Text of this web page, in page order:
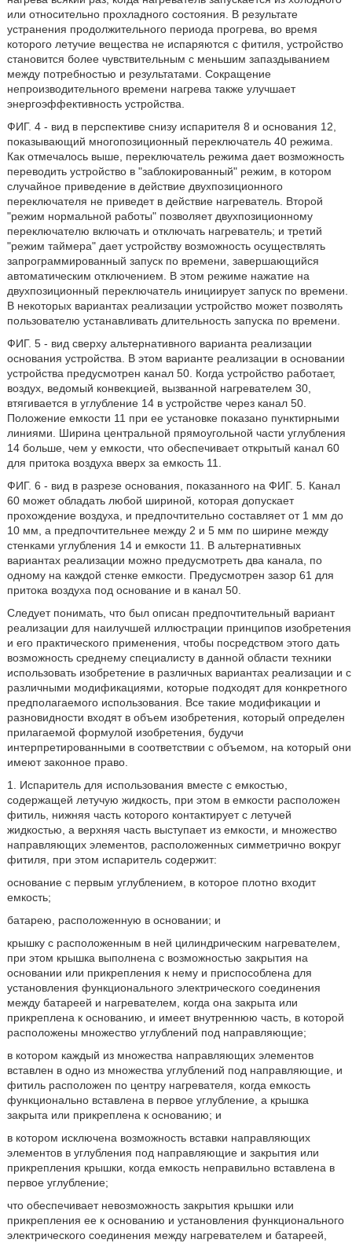
или относительно прохладного состояния. В результате
устранения продолжительного периода прогрева, во время
которого летучие вещества не испаряются с фитиля, устройство
становится более чувствительным с меньшим запаздыванием
между потребностью и результатами. Сокращение
непроизводительного времени нагрева также улучшает
энергоэффективность устройства.
ФИГ. 4 - вид в перспективе снизу испарителя 8 и основания 12,
показывающий многопозиционный переключатель 40 режима.
Как отмечалось выше, переключатель режима дает возможность
переводить устройство в "заблокированный" режим, в котором
случайное приведение в действие двухпозиционного
переключателя не приведет в действие нагреватель. Второй
"режим нормальной работы" позволяет двухпозиционному
переключателю включать и отключать нагреватель; и третий
"режим таймера" дает устройству возможность осуществлять
запрограммированный запуск по времени, завершающийся
автоматическим отключением. В этом режиме нажатие на
двухпозиционный переключатель инициирует запуск по времени.
В некоторых вариантах реализации устройство может позволять
пользователю устанавливать длительность запуска по времени.
ФИГ. 5 - вид сверху альтернативного варианта реализации
основания устройства. В этом варианте реализации в основании
устройства предусмотрен канал 50. Когда устройство работает,
воздух, ведомый конвекцией, вызванной нагревателем 30,
втягивается в углубление 14 в устройстве через канал 50.
Положение емкости 11 при ее установке показано пунктирными
линиями. Ширина центральной прямоугольной части углубления
14 больше, чем у емкости, что обеспечивает открытый канал 60
для притока воздуха вверх за емкость 11.
ФИГ. 6 - вид в разрезе основания, показанного на ФИГ. 5. Канал
60 может обладать любой шириной, которая допускает
прохождение воздуха, и предпочтительно составляет от 1 мм до
10 мм, а предпочтительнее между 2 и 5 мм по ширине между
стенками углубления 14 и емкости 11. В альтернативных
вариантах реализации можно предусмотреть два канала, по
одному на каждой стенке емкости. Предусмотрен зазор 61 для
притока воздуха под основание и в канал 50.
Следует понимать, что был описан предпочтительный вариант
реализации для наилучшей иллюстрации принципов изобретения
и его практического применения, чтобы посредством этого дать
возможность среднему специалисту в данной области техники
использовать изобретение в различных вариантах реализации и с
различными модификациями, которые подходят для конкретного
предполагаемого использования. Все такие модификации и
разновидности входят в объем изобретения, который определен
прилагаемой формулой изобретения, будучи
интерпретированными в соответствии с объемом, на который они
имеют законное право.
1. Испаритель для использования вместе с емкостью,
содержащей летучую жидкость, при этом в емкости расположен
фитиль, нижняя часть которого контактирует с летучей
жидкостью, а верхняя часть выступает из емкости, и множество
направляющих элементов, расположенных симметрично вокруг
фитиля, при этом испаритель содержит:
основание с первым углублением, в которое плотно входит
емкость;
батарею, расположенную в основании; и
крышку с расположенным в ней цилиндрическим нагревателем,
при этом крышка выполнена с возможностью закрытия на
основании или прикрепления к нему и приспособлена для
установления функционального электрического соединения
между батареей и нагревателем, когда она закрыта или
прикреплена к основанию, и имеет внутреннюю часть, в которой
расположены множество углублений под направляющие;
в котором каждый из множества направляющих элементов
вставлен в одно из множества углублений под направляющие, и
фитиль расположен по центру нагревателя, когда емкость
функционально вставлена в первое углубление, а крышка
закрыта или прикреплена к основанию; и
в котором исключена возможность вставки направляющих
элементов в углубления под направляющие и закрытия или
прикрепления крышки, когда емкость неправильно вставлена в
первое углубление;
что обеспечивает невозможность закрытия крышки или
прикрепления ее к основанию и установления функционального
электрического соединения между нагревателем и батареей,